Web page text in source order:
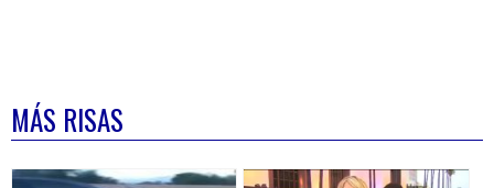
MÁS RISAS